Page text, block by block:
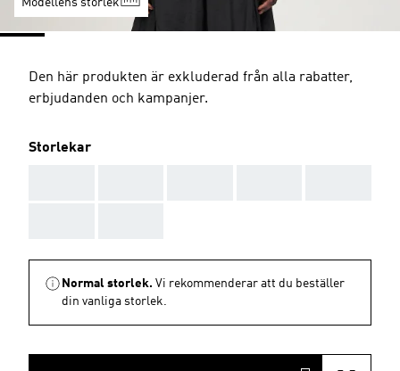
Modellens storlek
Den här produkten är exkluderad från alla rabatter,
erbjudanden och kampanjer.
Storlekar
Normal storlek. Vi rekommenderar att du beställer
din vanliga storlek.